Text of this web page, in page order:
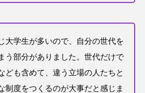
大学生が多いので、自分の世代を
う部分がありました。世代だけで
ども含めて、違う立場の人たちと
制度をつくるのが大事だと感じま